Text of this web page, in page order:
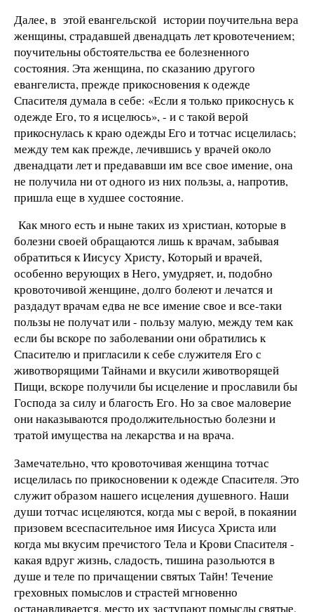
Далее, в этой евангельской истории поучительна вера
жен­щины, страдавшей двенадцать лет кровотечением;
поучитель­ны обстоятельства ее болезненного
состояния. Эта женщина, по сказанию другого
евангелиста, прежде прикосновения к одежде
Спасителя думала в себе: «Если я только прикоснусь к
одежде Его, то я исцелюсь», - и с такой верой
прикоснулась к краю одежды Его и тотчас исцелилась;
между тем как преж­де, лечившись у врачей около
двенадцати лет и предававши им все свое имение, она
не получила ни от одного из них поль­зы, а, напротив,
пришла еще в худшее состояние.
Как много есть и ныне таких из христиан, которые в
болезни своей обра­щаются лишь к врачам, забывая
обратиться к Иисусу Христу, Который и врачей,
особенно верующих в Него, умудряет, и, подобно
кровоточивой женщине, долго болеют и лечатся и
раздадут врачам едва не все имение свое и все-таки
пользы не получат или - пользу малую, между тем как
если бы вскоре по заболевании они обратились к
Спасителю и пригласили к се­бе служителя Его с
животворящими Тайнами и вкусили жи­вотворящей
Пищи, вскоре получили бы исцеление и просла­вили бы
Господа за силу и благость Его. Но за свое маловерие
они наказываются продолжительностью болезни и
тратой имущества на лекарства и на врача.
Замечательно, что крово­точивая женщина тотчас
исцелилась по прикосновении к одежде Спасителя. Это
служит образом нашего исцеления ду­шевного. Наши
души тотчас исцеляются, когда мы с верой, в покаянии
призовем всеспасительное имя Иисуса Христа или
когда мы вкусим пречистого Тела и Крови Спасителя -
какая вдруг жизнь, сладость, тишина разольются в
душе и теле по причащении святых Тайн! Течение
греховных помыслов и страстей мгновенно
останавливается, место их заступают по­мыслы святые,